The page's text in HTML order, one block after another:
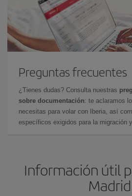
Preguntas frecuentes
¿Tienes dudas? Consulta nuestras
sobre documentación: te aclaramos
necesitas para volar con Iberia, así
específicos exigidos para la migración
Información útil
Madrid